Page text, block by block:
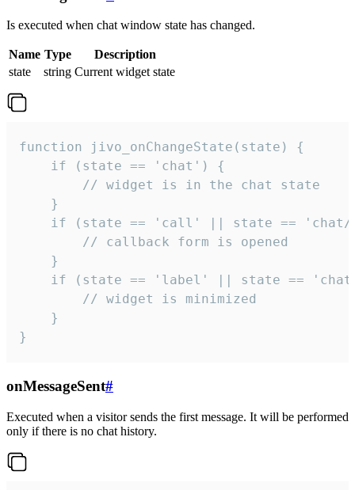
Is executed when chat window state has changed.
Name Type
Description
state
string Current widget state
function jivo_onChangeState(state) {
    if (state == 'chat') {
        // widget is in the chat state
    }
if (state == 'call' || state ==
        // callback form is opened
    }
if (state == 'label' || state ==
        // widget is minimized
    }
}
onMessageSent#
Executed when a visitor sends the first message. It will be performed
only if there is no chat history.